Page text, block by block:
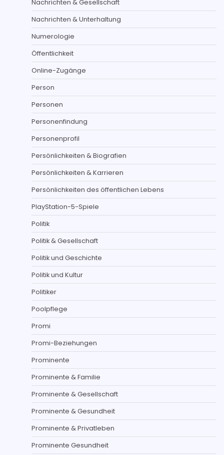
Nachrichten & Gesellschaft
Nachrichten & Unterhaltung
Numerologie
Öffentlichkeit
Online-Zugänge
Person
Personen
Personenfindung
Personenprofil
Persönlichkeiten & Biografien
Persönlichkeiten & Karrieren
Persönlichkeiten des öffentlichen Lebens
PlayStation-5-Spiele
Politik
Politik & Gesellschaft
Politik und Geschichte
Politik und Kultur
Politiker
Poolpflege
Promi
Promi-Beziehungen
Prominente
Prominente & Familie
Prominente & Gesellschaft
Prominente & Gesundheit
Prominente & Privatleben
Prominente Gesundheit